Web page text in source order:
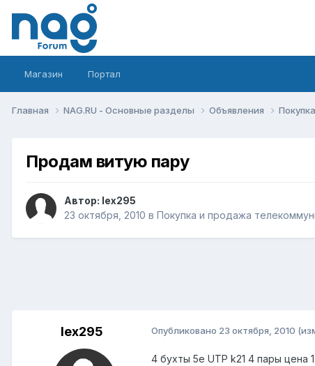
Магазин Портал
Главная NAG.RU - Основные разделы Объявления
Продам витую пару
Автор: lex295
23 октября, 2010 в Покупка и продажа
lex295 Опубликовано 23 октября, 2010
4 бухты 5е UTP k21 4 пары цена